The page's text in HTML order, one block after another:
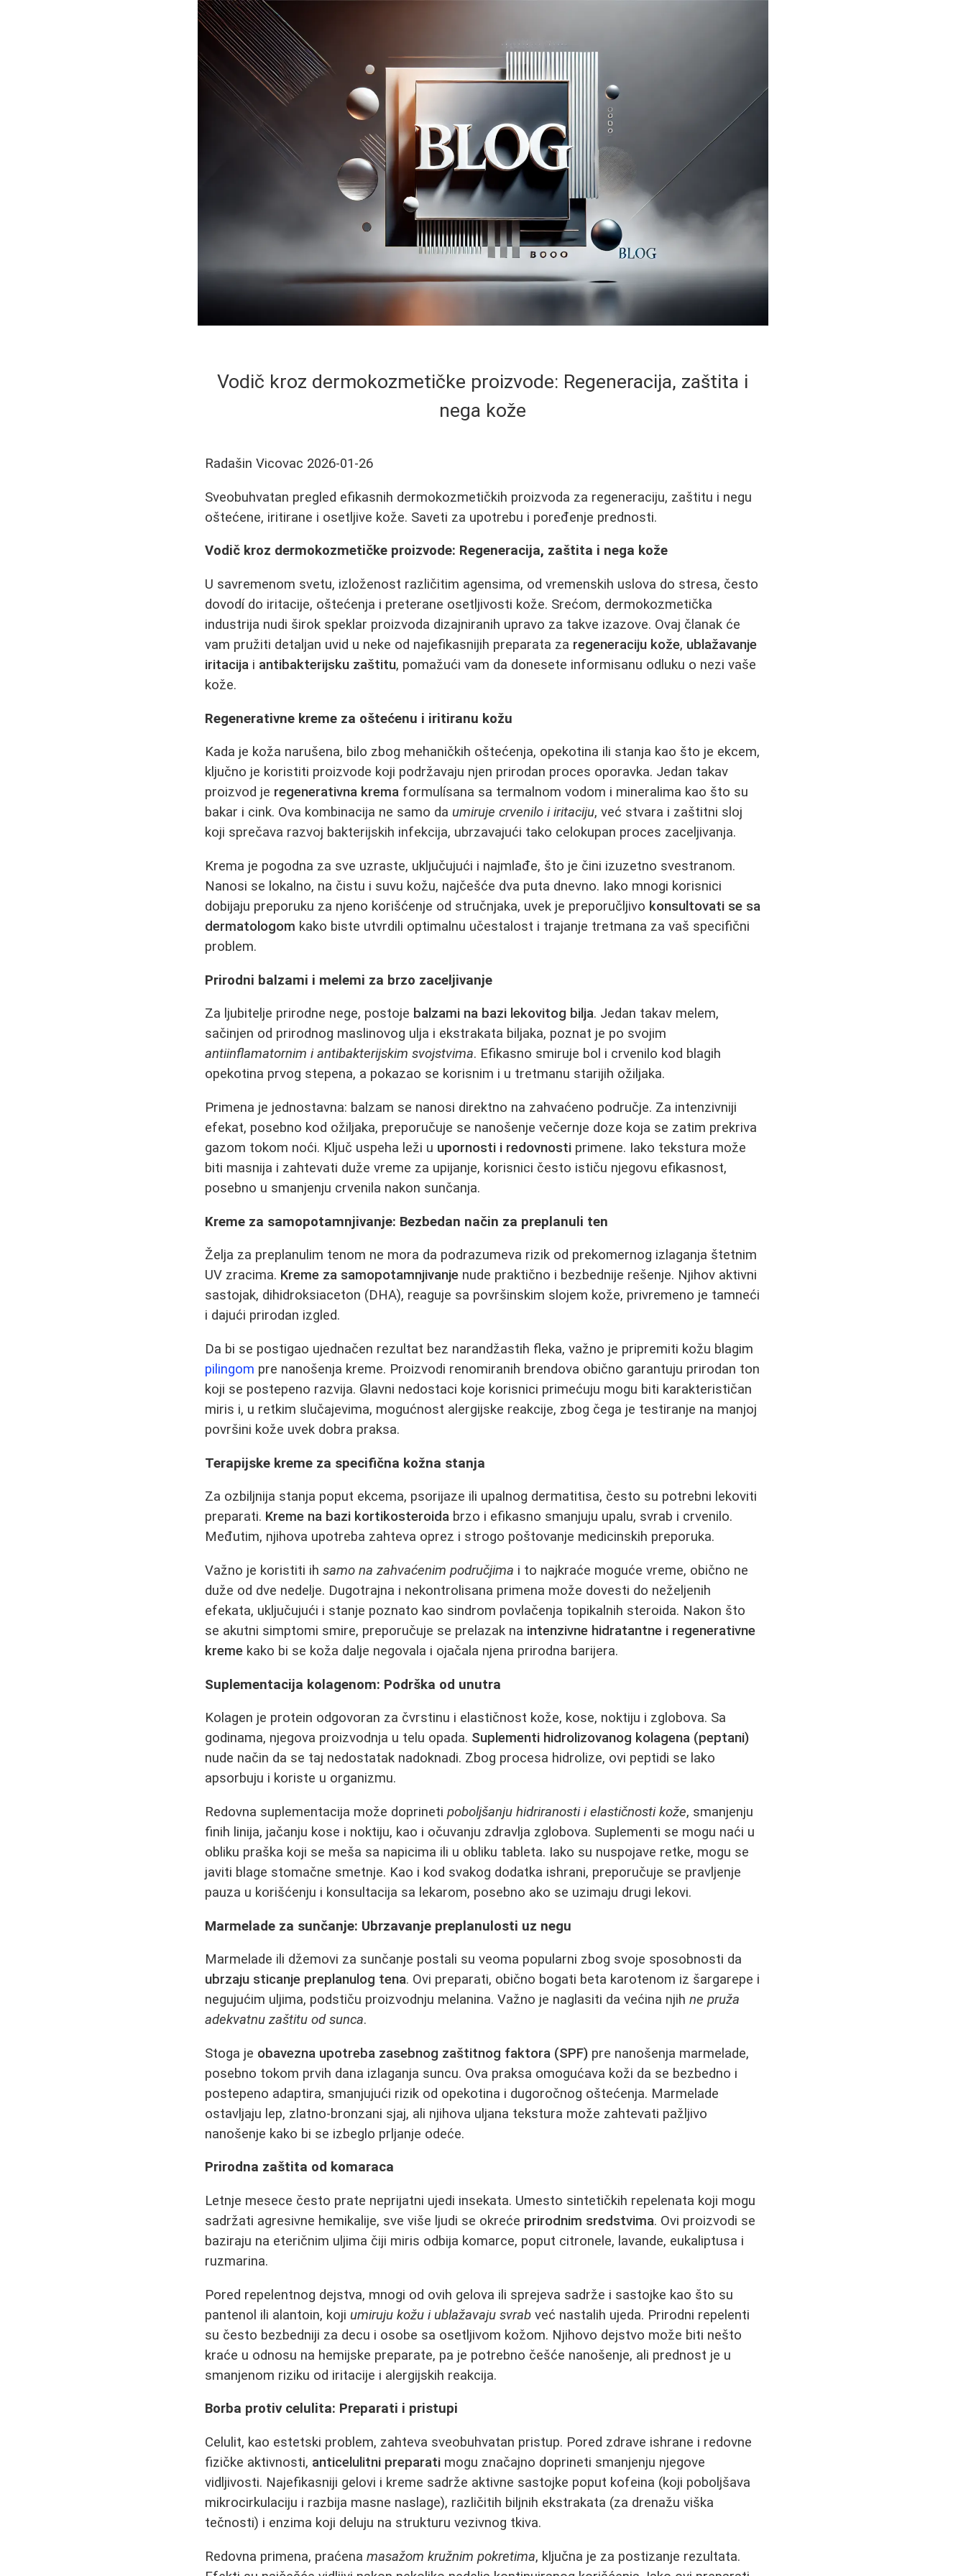
Vodič kroz dermokozmetičke proizvode: Regeneracija, zaštita i
nega kože
Radašin Vicovac 2026-01-26
Sveobuhvatan pregled efikasnih dermokozmetičkih proizvoda za regeneraciju, zaštitu i negu
oštećene, iritirane i osetljive kože. Saveti za upotrebu i poređenje prednosti.
Vodič kroz dermokozmetičke proizvode: Regeneracija, zaštita i nega kože
U savremenom svetu, izloženost različitim agensima, od vremenskih uslova do stresa, često
dovodí do iritacije, oštećenja i preterane osetljivosti kože. Srećom, dermokozmetička
industrija nudi širok speklar proizvoda dizajniranih upravo za takve izazove. Ovaj članak će
vam pružiti detaljan uvid u neke od najefikasnijih preparata za regeneraciju kože, ublažavanje
iritacija i antibakterijsku zaštitu, pomažući vam da donesete informisanu odluku o nezi vaše
kože.
Regenerativne kreme za oštećenu i iritiranu kožu
Kada je koža narušena, bilo zbog mehaničkih oštećenja, opekotina ili stanja kao što je ekcem,
ključno je koristiti proizvode koji podržavaju njen prirodan proces oporavka. Jedan takav
proizvod je regenerativna krema formulísana sa termalnom vodom i mineralima kao što su
bakar i cink. Ova kombinacija ne samo da umiruje crvenilo i iritaciju, već stvara i zaštitni sloj
koji sprečava razvoj bakterijskih infekcija, ubrzavajući tako celokupan proces zaceljivanja.
Krema je pogodna za sve uzraste, uključujući i najmlađe, što je čini izuzetno svestranom.
Nanosi se lokalno, na čistu i suvu kožu, najčešće dva puta dnevno. Iako mnogi korisnici
dobijaju preporuku za njeno korišćenje od stručnjaka, uvek je preporučljivo konsultovati se sa
dermatologom kako biste utvrdili optimalnu učestalost i trajanje tretmana za vaš specifični
problem.
Prirodni balzami i melemi za brzo zaceljivanje
Za ljubitelje prirodne nege, postoje balzami na bazi lekovitog bilja. Jedan takav melem,
sačinjen od prirodnog maslinovog ulja i ekstrakata biljaka, poznat je po svojim
antiinflamatornim i antibakterijskim svojstvima. Efikasno smiruje bol i crvenilo kod blagih
opekotina prvog stepena, a pokazao se korisnim i u tretmanu starijih ožiljaka.
Primena je jednostavna: balzam se nanosi direktno na zahvaćeno područje. Za intenzivniji
efekat, posebno kod ožiljaka, preporučuje se nanošenje večernje doze koja se zatim prekriva
gazom tokom noći. Ključ uspeha leži u upornosti i redovnosti primene. Iako tekstura može
biti masnija i zahtevati duže vreme za upijanje, korisnici često ističu njegovu efikasnost,
posebno u smanjenju crvenila nakon sunčanja.
Kreme za samopotamnjivanje: Bezbedan način za preplanuli ten
Želja za preplanulim tenom ne mora da podrazumeva rizik od prekomernog izlaganja štetnim
UV zracima. Kreme za samopotamnjivanje nude praktično i bezbednije rešenje. Njihov aktivni
sastojak, dihidroksiaceton (DHA), reaguje sa površinskim slojem kože, privremeno je tamneći
i dajući prirodan izgled.
Da bi se postigao ujednačen rezultat bez narandžastih fleka, važno je pripremiti kožu blagim
pilingom pre nanošenja kreme. Proizvodi renomiranih brendova obično garantuju prirodan ton
koji se postepeno razvija. Glavni nedostaci koje korisnici primećuju mogu biti karakterističan
miris i, u retkim slučajevima, mogućnost alergijske reakcije, zbog čega je testiranje na manjoj
površini kože uvek dobra praksa.
Terapijske kreme za specifična kožna stanja
Za ozbiljnija stanja poput ekcema, psorijaze ili upalnog dermatitisa, često su potrebni lekoviti
preparati. Kreme na bazi kortikosteroida brzo i efikasno smanjuju upalu, svrab i crvenilo.
Međutim, njihova upotreba zahteva oprez i strogo poštovanje medicinskih preporuka.
Važno je koristiti ihsamo na zahvaćenim područjima i to najkraće moguće vreme, obično ne
duže od dve nedelje. Dugotrajna i nekontrolisana primena može dovesti do neželjenih
efekata, uključujući i stanje poznato kao sindrom povlačenja topikalnih steroida. Nakon što
se akutni simptomi smire, preporučuje se prelazak na intenzivne hidratantne i regenerativne
kreme kako bi se koža dalje negovala i ojačala njena prirodna barijera.
Suplementacija kolagenom: Podrška od unutra
Kolagen je protein odgovoran za čvrstinu i elastičnost kože, kose, noktiju i zglobova. Sa
godinama, njegova proizvodnja u telu opada. Suplementi hidrolizovanog kolagena (peptani)
nude način da se taj nedostatak nadoknadi. Zbog procesa hidrolize, ovi peptidi se lako
apsorbuju i koriste u organizmu.
Redovna suplementacija može doprinetipoboljšanju hidriranosti i elastičnosti kože, smanjenju
finih linija, jačanju kose i noktiju, kao i očuvanju zdravlja zglobova. Suplementi se mogu naći u
obliku praška koji se meša sa napicima ili u obliku tableta. Iako su nuspojave retke, mogu se
javiti blage stomačne smetnje. Kao i kod svakog dodatka ishrani, preporučuje se pravljenje
pauza u korišćenju i konsultacija sa lekarom, posebno ako se uzimaju drugi lekovi.
Marmelade za sunčanje: Ubrzavanje preplanulosti uz negu
Marmelade ili džemovi za sunčanje postali su veoma popularni zbog svoje sposobnosti da
ubrzaju sticanje preplanulog tena. Ovi preparati, obično bogati beta karotenom iz šargarepe i
negujućim uljima, podstiču proizvodnju melanina. Važno je naglasiti da većina njihne pruža
adekvatnu zaštitu od sunca.
Stoga je obavezna upotreba zasebnog zaštitnog faktora (SPF) pre nanošenja marmelade,
posebno tokom prvih dana izlaganja suncu. Ova praksa omogućava koži da se bezbedno i
postepeno adaptira, smanjujući rizik od opekotina i dugoročnog oštećenja. Marmelade
ostavljaju lep, zlatno-bronzani sjaj, ali njihova uljana tekstura može zahtevati pažljivo
nanošenje kako bi se izbeglo prljanje odeće.
Prirodna zaštita od komaraca
Letnje mesece često prate neprijatni ujedi insekata. Umesto sintetičkih repelenata koji mogu
sadržati agresivne hemikalije, sve više ljudi se okreće prirodnim sredstvima. Ovi proizvodi se
baziraju na eteričnim uljima čiji miris odbija komarce, poput citronele, lavande, eukaliptusa i
ruzmarina.
Pored repelentnog dejstva, mnogi od ovih gelova ili sprejeva sadrže i sastojke kao što su
pantenol ili alantoin, koji umiruju kožu i ublažavaju svrab već nastalih ujeda. Prirodni repelenti
su često bezbedniji za decu i osobe sa osetljivom kožom. Njihovo dejstvo može biti nešto
kraće u odnosu na hemijske preparate, pa je potrebno češće nanošenje, ali prednost je u
smanjenom riziku od iritacije i alergijskih reakcija.
Borba protiv celulita: Preparati i pristupi
Celulit, kao estetski problem, zahteva sveobuhvatan pristup. Pored zdrave ishrane i redovne
fizičke aktivnosti, anticelulitni preparati mogu značajno doprineti smanjenju njegove
vidljivosti. Najefikasniji gelovi i kreme sadrže aktivne sastojke poput kofeina (koji poboljšava
mikrocirkulaciju i razbija masne naslage), različitih biljnih ekstrakata (za drenažu viška
tečnosti) i enzima koji deluju na strukturu vezivnog tkiva.
Redovna primena, praćenamasažom kružnim pokretima, ključna je za postizanje rezultata.